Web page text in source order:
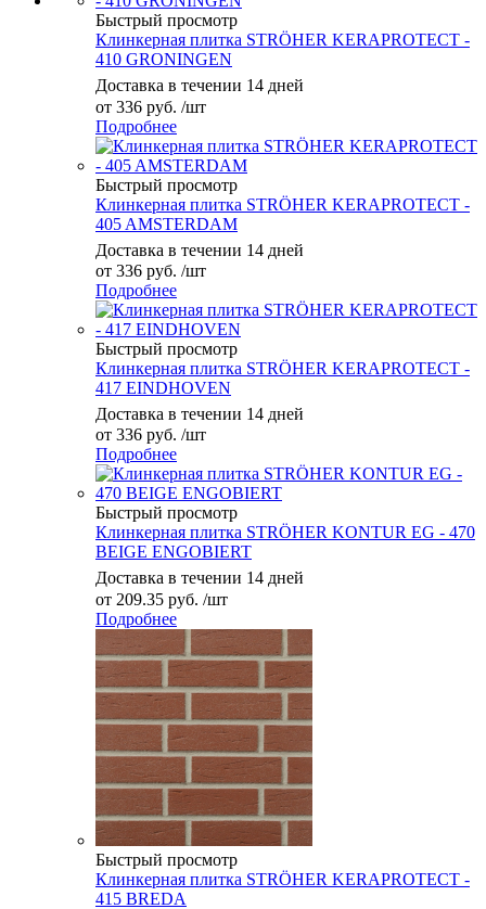
Быстрый просмотр
Клинкерная плитка STRÖHER KERAPROTECT -
410 GRONINGEN
Доставка в течении 14 дней
от 336 руб. /шт
Подробнее
Быстрый просмотр
Клинкерная плитка STRÖHER KERAPROTECT -
405 AMSTERDAM
Доставка в течении 14 дней
от 336 руб. /шт
Подробнее
Быстрый просмотр
Клинкерная плитка STRÖHER KERAPROTECT -
417 EINDHOVEN
Доставка в течении 14 дней
от 336 руб. /шт
Подробнее
Быстрый просмотр
Клинкерная плитка STRÖHER KONTUR EG - 470
BEIGE ENGOBIERT
Доставка в течении 14 дней
от 209.35 руб. /шт
Подробнее
Быстрый просмотр
Клинкерная плитка STRÖHER KERAPROTECT -
415 BREDA